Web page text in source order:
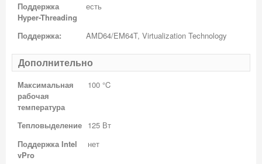
Поддержка
Hyper-Threading
есть
Поддержка: AMD64/EM64T, Virtualization Technology
Дополнительно
Максимальная
рабочая
температура
100 °C
Тепловыделение
125 Вт
Поддержка Intel
vPro
нет